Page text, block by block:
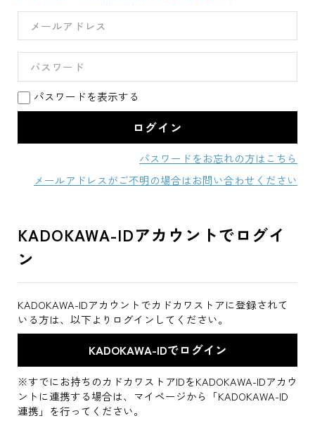
パスワードを表示する
パスワードをお忘れの方はこちら
メールアドレスがご不明の場合はお問い合わせください
KADOKAWA-IDアカウントでログイ
ン
KADOKAWA-IDアカウントでカドカワストアに登録されて
いる方は、以下よりログインしてください。
※すでにお持ちのカドカワストアIDをKADOKAWA-IDアカウ
ントに連携する場合は、マイページから「KADOKAWA-ID
連携」を行ってください。